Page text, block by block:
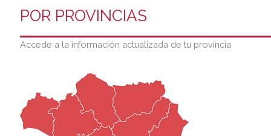
POR PROVINCIAS
Accede a la información actualizada de tu provincia